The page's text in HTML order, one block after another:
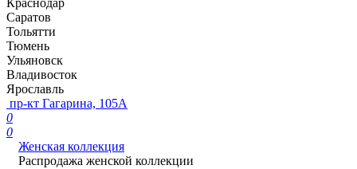
Краснодар
Саратов
Тольятти
Тюмень
Ульяновск
Владивосток
Ярославль
пр-кт Гагарина, 105А
0
0
Женская коллекция
Распродажа женской коллекции